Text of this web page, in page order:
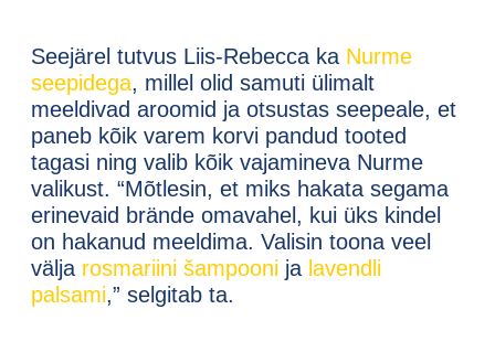
Seejärel tutvus Liis-Rebecca ka Nurme
seepidega, millel olid samuti ülimalt
meeldivad aroomid ja otsustas seepeale, et
paneb kõik varem korvi pandud tooted
tagasi ning valib kõik vajamineva Nurme
valikust. “Mõtlesin, et miks hakata segama
erinevaid brände omavahel, kui üks kindel
on hakanud meeldima. Valisin toona veel
välja rosmariini šampooni ja lavendli
palsami,” selgitab ta.